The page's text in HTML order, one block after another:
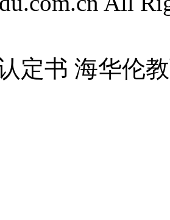
定书 海华伦